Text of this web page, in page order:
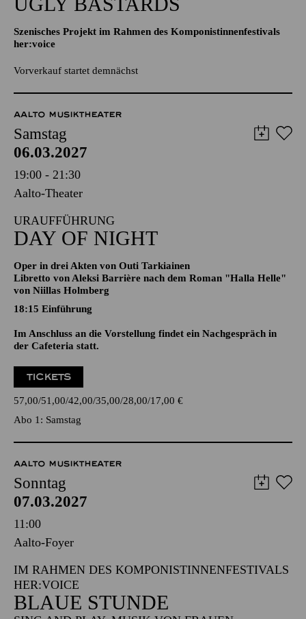
HER:VOICE
SUSANNA, JUDITH AND THE
UGLY BASTARDS
Szenisches Projekt im Rahmen des Komponistinnenfestivals
Vorverkauf startet demnächst
AALTO MUSIKTHEATER
Samstag
06.03.2027
19:00 - 21:30
Aalto-Theater
URAUFFÜHRUNG
DAY OF NIGHT
Oper in drei Akten von Outi Tarkiainen
von Niillas Holmberg
18:15 Einführung
Im Anschluss an die Vorstellung findet ein Nachgespräch in
der Cafeteria statt.
TICKETS
57,00 51,00 42,00 35,00 28,00 17,00€
Abo 1: Samstag
AALTO MUSIKTHEATER
Sonntag
07.03.2027
11:00
Aalto-Foyer
IM RAHMEN DES KOMPONISTINNENFESTIVALS